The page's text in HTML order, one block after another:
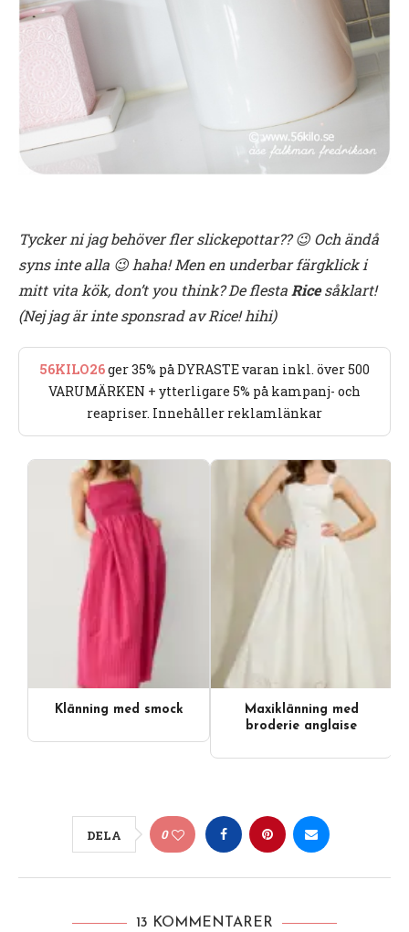
Tycker ni jag behöver fler slickepottar?? 😉 Och ändå
syns inte alla 😉 haha! Men en underbar färgklick i
mitt vita kök, don’t you think? De flesta Ricesåklart!
(Nej jag är inte sponsrad av Rice! hihi)
56KILO26ger 35% på DYRASTE varan inkl. över 500
VARUMÄRKEN + ytterligare 5% på kampanj- och
reapriser. Innehåller reklamlänkar
Klänning med smock
Maxiklänning med
broderie anglaise
DELA 0
13 KOMMENTARER